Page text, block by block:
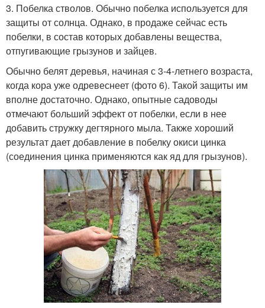
3. Побелка стволов. Обычно побелка используется для
защиты от солнца. Однако, в продаже сейчас есть
побелки, в состав которых добавлены вещества,
отпугивающие грызунов и зайцев.
Обычно белят деревья, начиная с 3-4-летнего возраста,
когда кора уже одревеснеет (фото 6). Такой защиты им
вполне достаточно. Однако, опытные садоводы
отмечают больший эффект от побелки, если в нее
добавить стружку дегтярного мыла. Также хороший
результат дает добавление в побелку окиси цинка
(соединения цинка применяются как яд для грызунов).